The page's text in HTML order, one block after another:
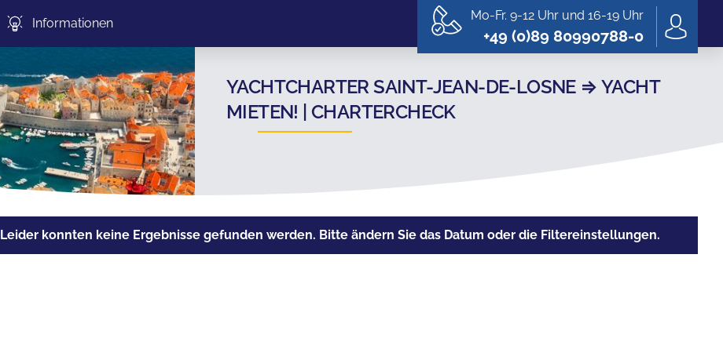
Informationen Mo-Fr. 9-12 Uhr und 16-19 Uhr
+49 (0)89 80990788-0
YACHTCHARTER SAINT-JEAN-DE-LOSNE ⇒ YACHT
MIETEN! | CHARTERCHECK
Leider konnten keine Ergebnisse gefunden werden. Bitte ändern Sie das Datum oder die Filtereinstellungen.